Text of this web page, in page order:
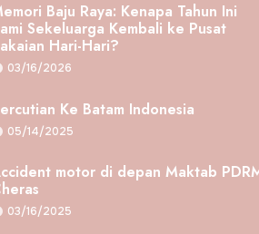
Baju Raya: Kenapa Tahun Ini
Sekeluarga Kembali ke Pusat
Hari-Hari?
03/16/2026
Ke Batam Indonesia
05/14/2025
motor di depan Maktab
03/16/2025